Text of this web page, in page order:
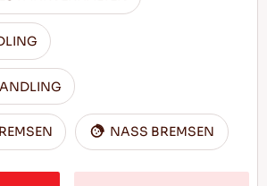
NASS BREMSEN